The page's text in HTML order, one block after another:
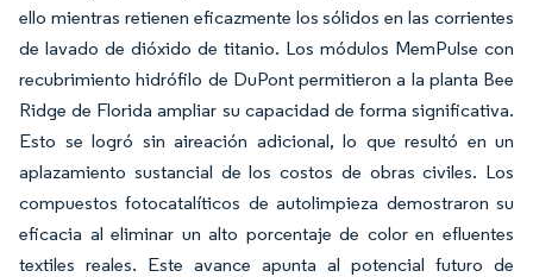
ello mientras retienen eficazmente los sólidos en las corrientes
de lavado de dióxido de titanio. Los módulos MemPulse con
recubrimiento hidrófilo de DuPont permitieron a la planta Bee
Ridge de Florida ampliar su capacidad de forma significativa.
Esto se logró sin aireación adicional, lo que resultó en un
aplazamiento sustancial de los costos de obras civiles. Los
compuestos fotocatalíticos de autolimpieza demostraron su
eficacia al eliminar un alto porcentaje de color en efluentes
textiles reales. Este avance apunta al potencial futuro de